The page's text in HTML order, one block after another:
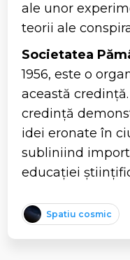
ale unor
teorii ale
Societatea
1956, este o
această
credință
idei eronate în
subliniind
educației
Spatiu cosmic